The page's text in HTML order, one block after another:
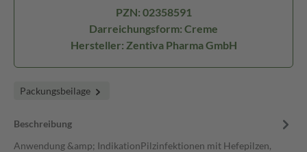
PZN: 02358591
Darreichungsform: Creme
Hersteller: Zentiva Pharma GmbH
Packungsbeilage
Beschreibung
Anwendung &amp; IndikationPilzinfektionen mit Hefepilzen,